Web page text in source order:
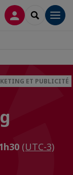
CONNEXION
ET PUBLICITÉ
(UTC-3)